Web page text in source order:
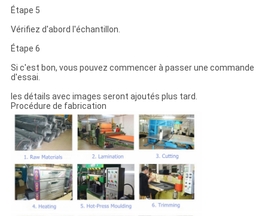
Étape 5
Vérifiez d'abord l'échantillon.
Étape 6
Si c'est bon, vous pouvez commencer à passer une commande
d'essai.
les détails avec images seront ajoutés plus tard.
Procédure de fabrication